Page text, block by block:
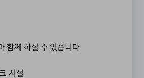
함께 하실 수 있습니다
시설